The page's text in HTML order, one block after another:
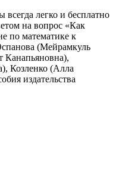
легко и бесплатно
на вопрос «Как
по математике к
(Мейрамкуль
Канапьяновна),
Козленко (Алла
издательства